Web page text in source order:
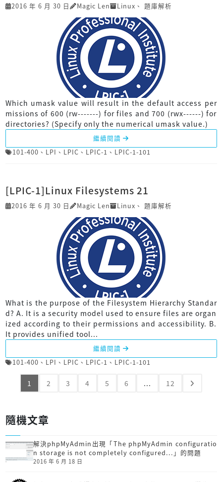
2016 年 6 月 30 日 Magic Len Linux 、 題庫解析
Which umask value will result in the default access per
missions of 600 (rw-------) for files and 700 (rwx------) for
directories? (Specify only the numerical umask value.)
繼續閱讀
101-400 、 LPI 、 LPIC 、 LPIC-1 、 LPIC-1-101
[LPIC-1]Linux Filesystems 21
2016 年 6 月 30 日 Magic Len Linux 、 題庫解析
What is the purpose of the Filesystem Hierarchy Standar
d? A. It is a security model used to ensure files are organ
ized according to their permissions and accessibility. B.
It provides unified tool...
繼續閱讀
101-400 、 LPI 、 LPIC 、 LPIC-1 、 LPIC-1-101
1 2 3 4 5 6 ... 12
隨機文章
解決phpMyAdmin出現「The phpMyAdmin configuratio
n storage is not completely configured...」的問題
2016 年 6 月 18 日